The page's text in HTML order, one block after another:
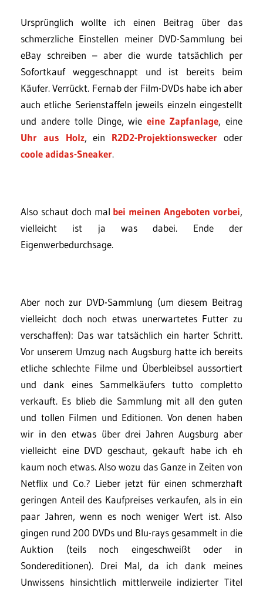
Ursprünglich wollte ich einen Beitrag über das
schmerzliche Einstellen meiner DVD-Sammlung bei
eBay schreiben – aber die wurde tatsächlich per
Sofortkauf weggeschnappt und ist bereits beim
Käufer. Verrückt. Fernab der Film-DVDs habe ich aber
auch etliche Serienstaffeln jeweils einzeln eingestellt
und andere tolle Dinge, wieeine Zapfanlage, eine
Uhr aus Holz, ein R2D2-Projektionswecker oder
coole adidas-Sneaker.
Also schaut doch mal bei meinen Angeboten vorbei,
vielleicht ist ja was dabei. Ende der
Eigenwerbedurchsage.
Aber noch zur DVD-Sammlung (um diesem Beitrag
vielleicht doch noch etwas unerwartetes Futter zu
verschaffen): Das war tatsächlich ein harter Schritt.
Vor unserem Umzug nach Augsburg hatte ich bereits
etliche schlechte Filme und Überbleibsel aussortiert
und dank eines Sammelkäufers tutto completto
verkauft. Es blieb die Sammlung mit all den guten
und tollen Filmen und Editionen. Von denen haben
wir in den etwas über drei Jahren Augsburg aber
vielleicht eine DVD geschaut, gekauft habe ich eh
kaum noch etwas. Also wozu das Ganze in Zeiten von
Netflix und Co.? Lieber jetzt für einen schmerzhaft
geringen Anteil des Kaufpreises verkaufen, als in ein
paar Jahren, wenn es noch weniger Wert ist. Also
gingen rund 200 DVDs und Blu-rays gesammelt in die
Auktion (teils noch eingeschweißt oder in
Sondereditionen). Drei Mal, da ich dank meines
Unwissens hinsichtlich mittlerweile indizierter Titel